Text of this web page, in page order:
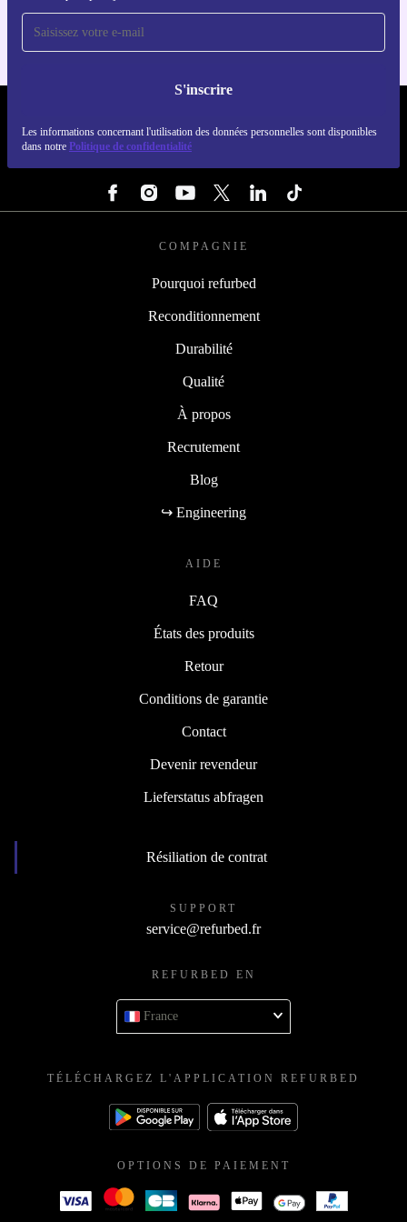
S'inscrire
Les informations concernant l'utilisation des données personnelles sont disponibles
dans notre Politique de confidentialité
COMPAGNIE
Pourquoi refurbed
Reconditionnement
Durabilité
Qualité
À propos
Recrutement
Blog
↪ Engineering
AIDE
FAQ
États des produits
Retour
Conditions de garantie
Contact
Devenir revendeur
Lieferstatus abfragen
Résiliation de contrat
SUPPORT
service@refurbed.fr
REFURBED EN
France
TÉLÉCHARGEZ L'APPLICATION REFURBED
OPTIONS DE PAIEMENT